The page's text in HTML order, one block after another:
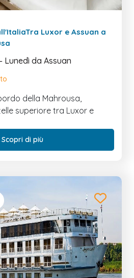
Luxor e Assuan a
Lunedì da Assuan
della Mahrousa,
superiore tra Luxor e
Scopri di più